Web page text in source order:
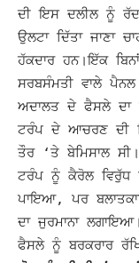
ਦੀ ਇਸ ਦਲੀਲ ਨੂੰ
ਉਲਟਾ ਦਿੱਤਾ ਜਾਣਾ
ਹੱਕਦਾਰ ਹਨ।ਇੱਕ
ਸਰਬਸੰਮਤੀ ਵਾਲੇ ਪੈਨਲ
ਅਦਾਲਤ ਦੇ ਫੈਸਲੇ ਦਾ
ਟਰੰਪ ਦੇ ਆਚਰਣ ਦੀ
ਤੌਰ ‘ਤੇ ਬੇਮਿਸਾਲ ਸੀ।
ਟਰੰਪ ਨੂੰ ਕੈਰੋਲ ਵਿਰੁੱਧ
ਪਾਇਆ, ਪਰ
ਦਾ ਜੁਰਮਾਨਾ
ਫੈਸਲੇ ਨੂੰ ਬਰਕਰਾਰ